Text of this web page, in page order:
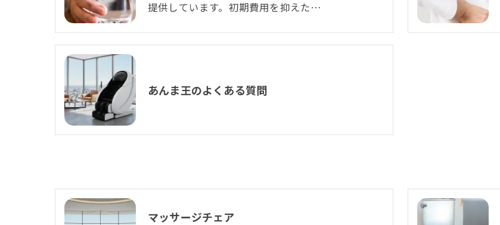
提供しています。初期費用を抑えた…
あんま王のよくある質問
マッサージチェア